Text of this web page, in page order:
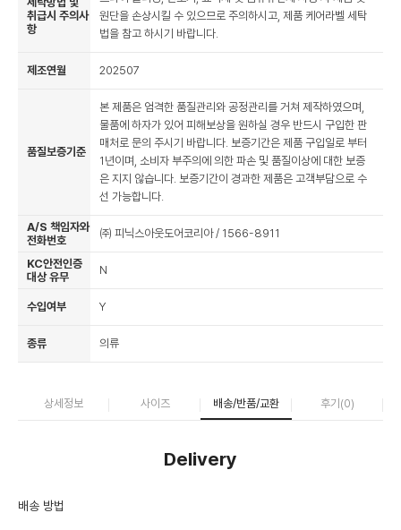
취급시 주의사
항
원단을 손상시킬 수 있으므로 주의하시고, 제품 케어라벨 세탁
법을 참고 하시기 바랍니다.
제조연월 202507
품질보증기준
본 제품은 엄격한 품질관리와 공정관리를 거쳐 제작하였으며,
물품에 하자가 있어 피해보상을 원하실 경우 반드시 구입한 판
매처로 문의 주시기 바랍니다. 보증기간은 제품 구입일로 부터
1년이며, 소비자 부주의에 의한 파손 및 품질이상에 대한 보증
은 지지 않습니다. 보증기간이 경과한 제품은 고객부담으로 수
선 가능합니다.
A/S 책임자와
전화번호
㈜ 피닉스아웃도어코리아 / 1566-8911
KC안전인증
대상 유무
N
수입여부 Y
종류 의류
상세정보 사이즈 배송/반품/교환 후기(0)
Delivery
배송 방법